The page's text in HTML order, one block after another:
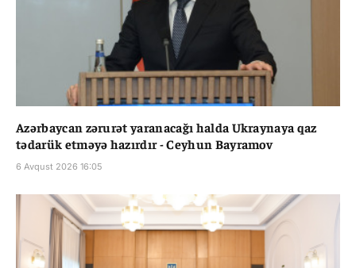
Azərbaycan zərurət yaranacağı halda Ukraynaya qaz
tədarük etməyə hazırdır - Ceyhun Bayramov
6 Avqust 2026 16:05